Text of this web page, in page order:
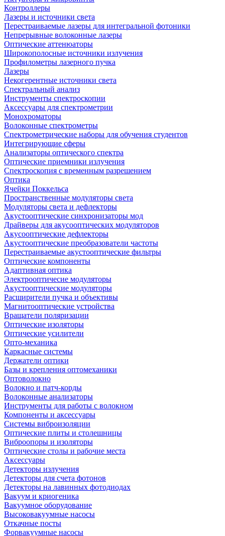
Контроллеры
Лазеры и источники света
Перестраиваемые лазеры для интегральной фотоники
Непрерывные волоконные лазеры
Оптические аттенюаторы
Широкополосные источники излучения
Профилометры лазерного пучка
Лазеры
Некогерентные источники света
Спектральный анализ
Инструменты спектроскопии
Аксессуары для спектрометрии
Монохроматоры
Волоконные спектрометры
Спектрометрические наборы для обучения студентов
Интегрирующие сферы
Анализаторы оптического спектра
Оптические приемники излучения
Спектроскопия с временным разрешением
Оптика
Ячейки Поккельса
Пространственные модуляторы света
Модуляторы света и дефлекторы
Акустооптические синхронизаторы мод
Драйверы для акусооптических модуляторов
Акусооптические дефлекторы
Акустооптические преобразователи частоты
Перестраиваемые акустооптические фильтры
Оптические компоненты
Адаптивная оптика
Электрооптичесие модуляторы
Акустооптические модуляторы
Расширители пучка и объективы
Магнитооптические устройства
Вращатели поляризации
Оптические изоляторы
Оптические усилители
Опто-механика
Каркасные системы
Держатели оптики
Базы и крепления оптомеханики
Оптоволокно
Волокно и патч-корды
Волоконные анализаторы
Инструменты для работы с волокном
Компоненты и аксессуары
Системы виброизоляции
Оптические плиты и столешницы
Виброопоры и изоляторы
Оптические столы и рабочие места
Аксессуары
Детекторы излучения
Детекторы для счета фотонов
Детекторы на лавинных фотодиодах
Вакуум и криогеника
Вакуумное оборудование
Высоковакуумные насосы
Откачные посты
Форвакуумные насосы